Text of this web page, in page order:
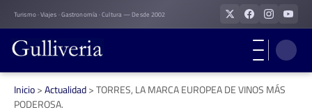
Skip
to
content
Turismo · Viajes · Gastronomía · Cultura — Desde 2002
Inicio>Actualidad>TORRES, LA MARCA EUROPEA DE VINOS MÁS
PODEROSA.